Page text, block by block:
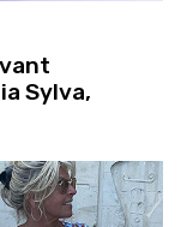
Sylva,